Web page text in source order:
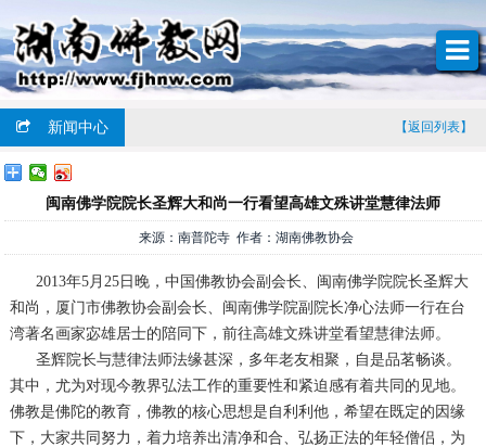
新闻中心 【返回列表】
闽南佛学院院长圣辉大和尚一行看望高雄文殊讲堂慧律法师
来源：南普陀寺 作者：湖南佛教协会
2013年5月25日晚，中国佛教协会副会长、闽南佛学院院长圣辉大
和尚，厦门市佛教协会副会长、闽南佛学院副院长净心法师一行在台
湾著名画家宓雄居士的陪同下，前往高雄文殊讲堂看望慧律法师。
圣辉院长与慧律法师法缘甚深，多年老友相聚，自是品茗畅谈。
其中，尤为对现今教界弘法工作的重要性和紧迫感有着共同的见地。
佛教是佛陀的教育，佛教的核心思想是自利利他，希望在既定的因缘
下，大家共同努力，着力培养出清净和合、弘扬正法的年轻僧侣，为